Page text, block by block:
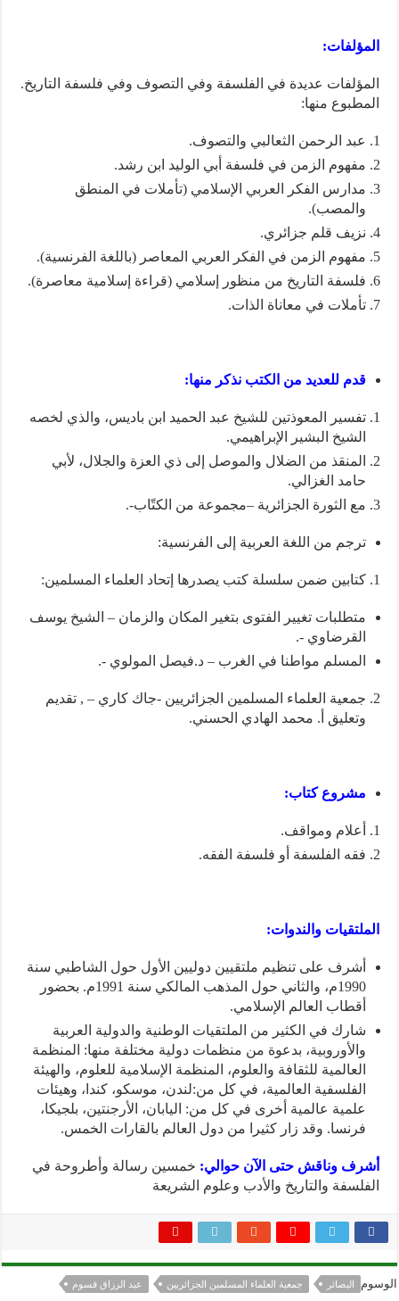
المؤلفات:
المؤلفات عديدة في الفلسفة وفي التصوف وفي فلسفة التاريخ.
المطبوع منها:
عبد الرحمن الثعالبي والتصوف.
مفهوم الزمن في فلسفة أبي الوليد ابن رشد.
مدارس الفكر العربي الإسلامي (تأملات في المنطق
والمصب).
نزيف قلم جزائري.
مفهوم الزمن في الفكر العربي المعاصر (باللغة الفرنسية).
فلسفة التاريخ من منظور إسلامي (قراءة إسلامية معاصرة).
تأملات في معاناة الذات.
قدم للعديد من الكتب نذكر منها:
تفسير المعوذتين للشيخ عبد الحميد ابن باديس، والذي لخصه
الشيخ البشير الإبراهيمي.
المنقذ من الضلال والموصل إلى ذي العزة والجلال، لأبي
حامد الغزالي.
مع الثورة الجزائرية –مجموعة من الكتّاب-.
ترجم من اللغة العربية إلى الفرنسية:
كتابين ضمن سلسلة كتب يصدرها إتحاد العلماء المسلمين:
متطلبات تغيير الفتوى بتغير المكان والزمان – الشيخ يوسف
القرضاوي -.
المسلم مواطنا في الغرب – د.فيصل المولوي -.
جمعية العلماء المسلمين الجزائريين -جاك كاري – , تقديم
وتعليق أ. محمد الهادي الحسني.
مشروع كتاب:
أعلام ومواقف.
فقه الفلسفة أو فلسفة الفقه.
الملتقيات والندوات:
أشرف على تنظيم ملتقيين دوليين الأول حول الشاطبي سنة
1990م، والثاني حول المذهب المالكي سنة 1991م. بحضور
أقطاب العالم الإسلامي.
شارك في الكثير من الملتقيات الوطنية والدولية العربية
والأوروبية، بدعوة من منظمات دولية مختلفة منها: المنظمة
العالمية للثقافة والعلوم، المنظمة الإسلامية للعلوم، والهيئة
الفلسفية العالمية، في كل من:لندن، موسكو، كندا، وهيئات
علمية عالمية أخرى في كل من: اليابان، الأرجنتين، بلجيكا،
فرنسا. وقد زار كثيرا من دول العالم بالقارات الخمس.
أشرف وناقش حتى الآن حوالي: خمسين رسالة وأطروحة في
الفلسفة والتاريخ والأدب وعلوم الشريعة
الوسوم البصائر جمعية العلماء المسلمين الجزائريين عبد الرزاق قسوم